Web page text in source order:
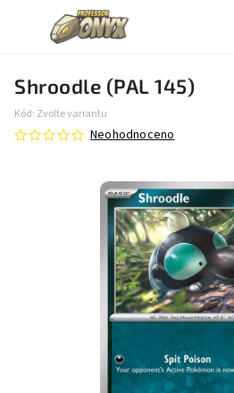
Shroodle (PAL 145)
Kód: Zvolte variantu
Neohodnoceno